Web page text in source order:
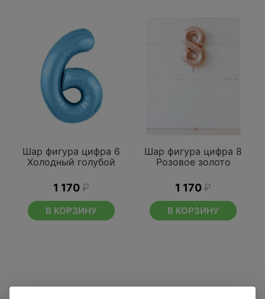
Шар фигура цифра 6
Холодный голубой
1 170 ₽
В КОРЗИНУ
Шар фигура цифра 8
Розовое золото
1 170 ₽
В КОРЗИНУ